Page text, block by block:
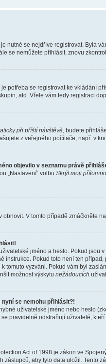
nutné se nejdříve registrovat. Byla
se nemůžete přihlásit, znovu
potřeba se registrovat ke vkládání
atd. Vřele vám tedy registraci
při příští návštěvě, budete
z veřejného počítače, např. v
objevilo v seznamu právě
„Nastavení“ volbu Skrýt moji
obnovit. V tomto případě zmáčkněte
jméno a heslo. Pokud
instrukce. Pokud toto není ten
tomuto vyzváni. Pokud vám byl
možnost výskytu nežádoucích
se nemohu přihlásit?!
uživatelské jméno nebo heslo
pravidelně odstraňují uživatelé,
Act of 1998 je zákon ve
zástupců, aby tyto data uložil. Tento